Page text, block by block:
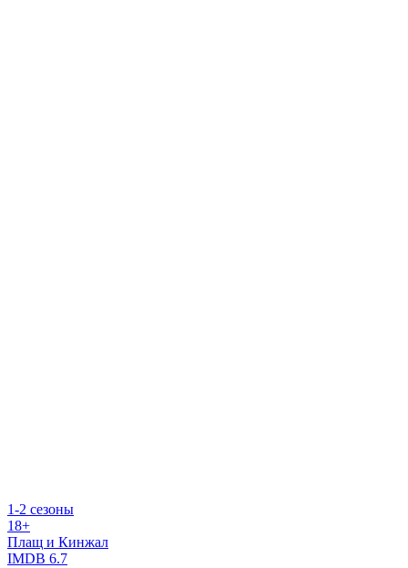
1-2 сезоны
18+
Плащ и Кинжал
IMDB 6.7